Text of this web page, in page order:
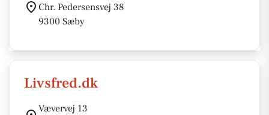
Chr. Pedersensvej 38
9300 Sæby
Livsfred.dk
Vævervej 13